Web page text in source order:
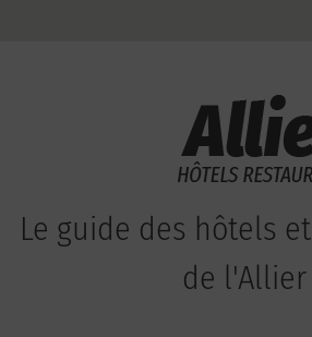
Le guide des hôtels
de l'Allier